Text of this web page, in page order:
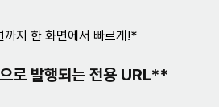
까지 한 화면에서 빠르게!*
로 발행되는 전용 URL**